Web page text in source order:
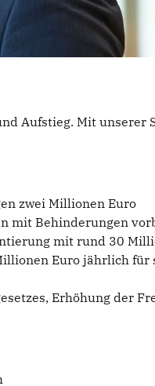
Aufstieg. Mit
zwei Millionen Euro
mit Behinderungen
mit rund 30
Euro jährlich
Erhöhung der